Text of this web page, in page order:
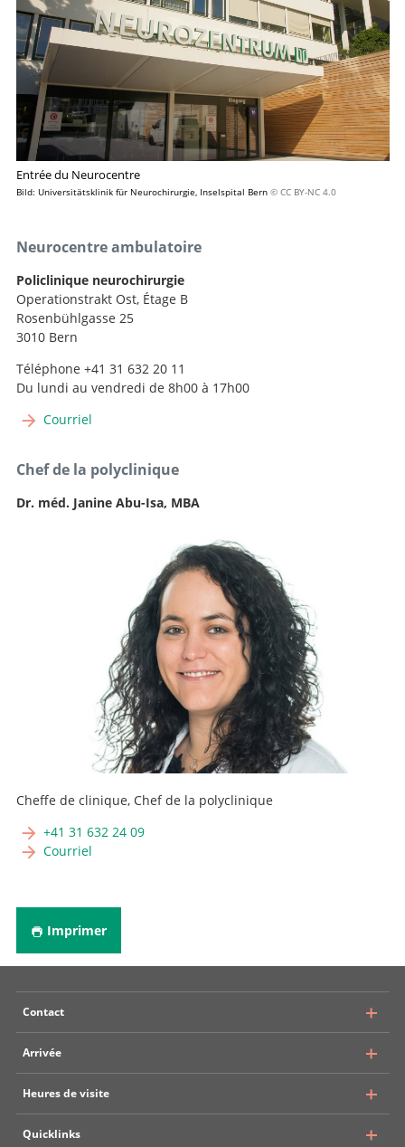
Entrée du Neurocentre
Bild: Universitätsklinik für Neurochirurgie, Inselspital Bern © CC BY-NC 4.0
Neurocentre ambulatoire
Policlinique neurochirurgie
Operationstrakt Ost, Étage B
Rosenbühlgasse 25
3010 Bern
Téléphone +41 31 632 20 11
Du lundi au vendredi de 8h00 à 17h00
Courriel
Chef de la polyclinique
Dr. méd. Janine Abu-Isa, MBA
Cheffe de clinique, Chef de la polyclinique
+41 31 632 24 09
Courriel
Imprimer
Contact
Inselspital Bern
CH - 3010 Bern
Arrivée
Transports publics
Heures de visite
Quicklinks